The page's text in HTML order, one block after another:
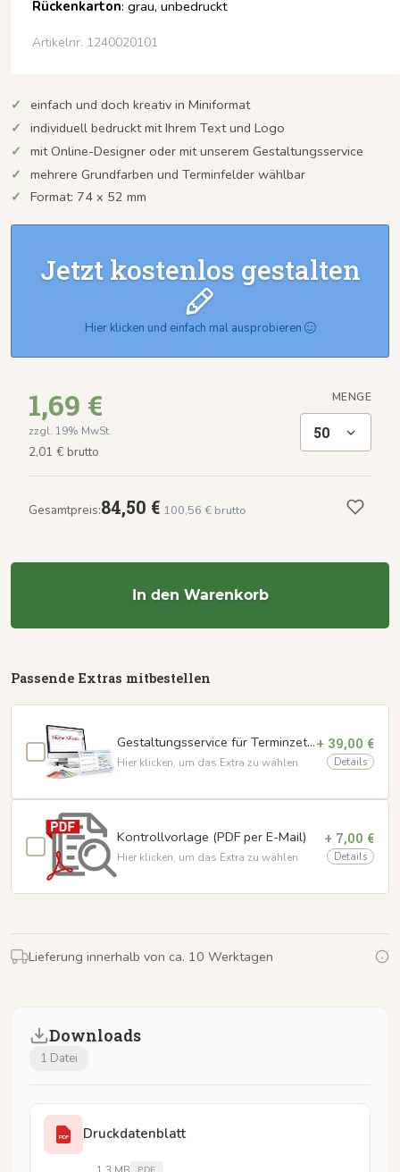
Rückenkarton: grau, unbedruckt
Artikelnr. 1240020101
einfach und doch kreativ in Miniformat
individuell bedruckt mit Ihrem Text und Logo
mit Online-Designer oder mit unserem Gestaltungsservice
mehrere Grundfarben und Terminfelder wählbar
Format: 74 x 52 mm
Hier klicken und einfach mal ausprobieren
1,69 €
zzgl. 19% MwSt.
2,01 € brutto
MENGE
50
Gesamtpreis:84,50 € 100,56 € brutto
In den Warenkorb
Passende Extras mitbestellen
Gestaltungsservice für Terminzettel
Hier klicken, um das Extra zu wählen
+ 39,00 €
Details
Kontrollvorlage (PDF per E-Mail)
Hier klicken, um das Extra zu wählen
+ 7,00 €
Details
Lieferung innerhalb von ca. 10 Werktagen
Downloads
1 Datei
PDF Druckdatenblatt